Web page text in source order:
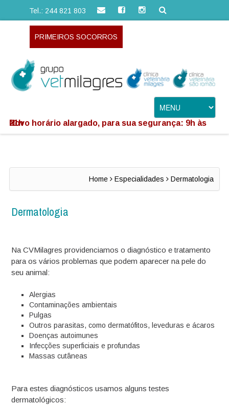
Tel.: 244 821 803
PRIMEIROS SOCORROS
Novo horário alargado, para sua segurança: 9h às 21h
Home Especialidades Dermatologia
Dermatologia
Na CVMilagres providenciamos o diagnóstico e tratamento
para os vários problemas que podem aparecer na pele do
seu animal:
Alergias
Contaminações ambientais
Pulgas
Outros parasitas, como dermatófitos, leveduras e ácaros
Doenças autoimunes
Infecções superficiais e profundas
Massas cutâneas
Para estes diagnósticos usamos alguns testes
dermatológicos: